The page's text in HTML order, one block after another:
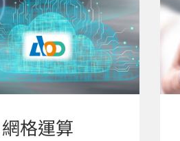
網格運算